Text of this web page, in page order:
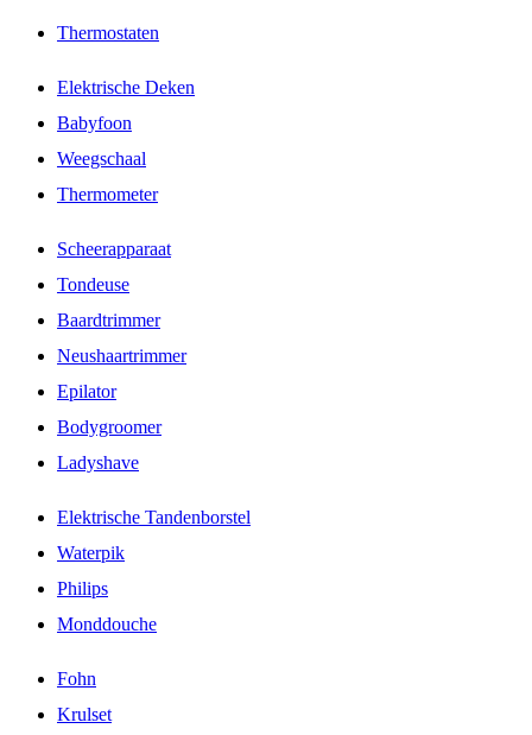
Thermostaten
Elektrische Deken
Babyfoon
Weegschaal
Thermometer
Scheerapparaat
Tondeuse
Baardtrimmer
Neushaartrimmer
Epilator
Bodygroomer
Ladyshave
Elektrische Tandenborstel
Waterpik
Philips
Monddouche
Fohn
Krulset